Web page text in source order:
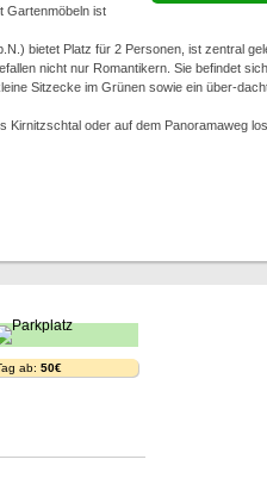
Gartenmöbeln ist
bietet Platz für 2 Personen, ist zentral
nicht nur Romantikern. Sie befindet
Sitzecke im Grünen sowie ein über-
Kirnitzschtal oder auf dem Panoramaweg
ab: 50€